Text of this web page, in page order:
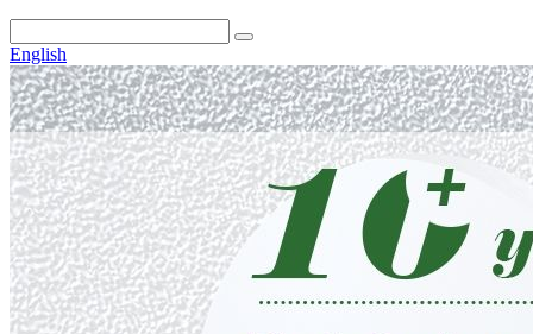
English